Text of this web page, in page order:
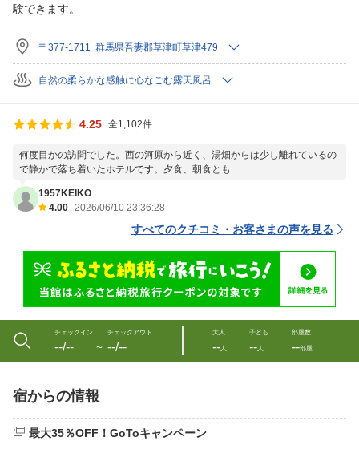
験できます。
〒377-1711 群馬県吾妻郡草津町草津479
自然の柔らかな感触に心なごむ露天風呂
4.25 全1,102件
何度目かの訪問でした。西の河原から近く、湯畑からは少し離れているの
で静かで落ち着いたホテルです。夕食、朝食とも...
1957KEIKO
4.00 2026/06/10 23:36:28
すべてのクチコミ・お客さまの声を見る
チェックイン
--/-- 〜
チェックアウト
--/--
大人
--人
子ども
--人
部屋数
--部屋
宿からの情報
最大35％OFF！GoToキャンペーン